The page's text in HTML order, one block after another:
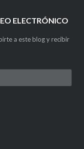
ELECTRÓNICO
a este blog y recibir